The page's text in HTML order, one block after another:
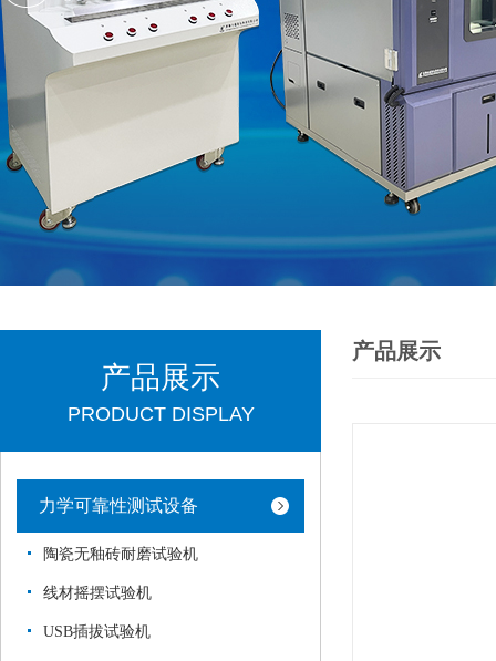
产品展示
PRODUCT DISPLAY
力学可靠性测试设备
陶瓷无釉砖耐磨试验机
线材摇摆试验机
USB插拔试验机
产品展示